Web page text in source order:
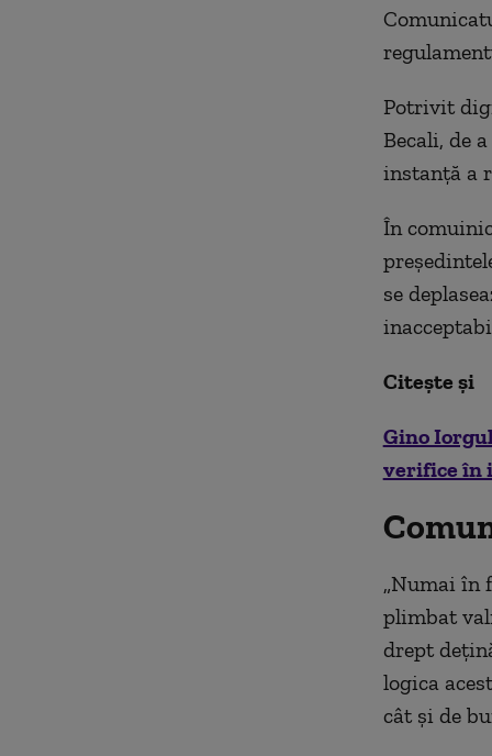
Potrivit
Becali, de
instanţă a
În
se
Citește și
Gino
verifice în
„Numai în
plimbat
drept
logica
cât şi de